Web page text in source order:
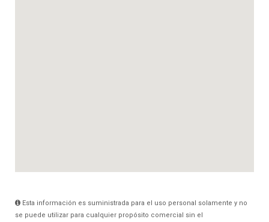
Esta información es suministrada para el uso personal solamente y no
se puede utilizar para cualquier propósito comercial sin el